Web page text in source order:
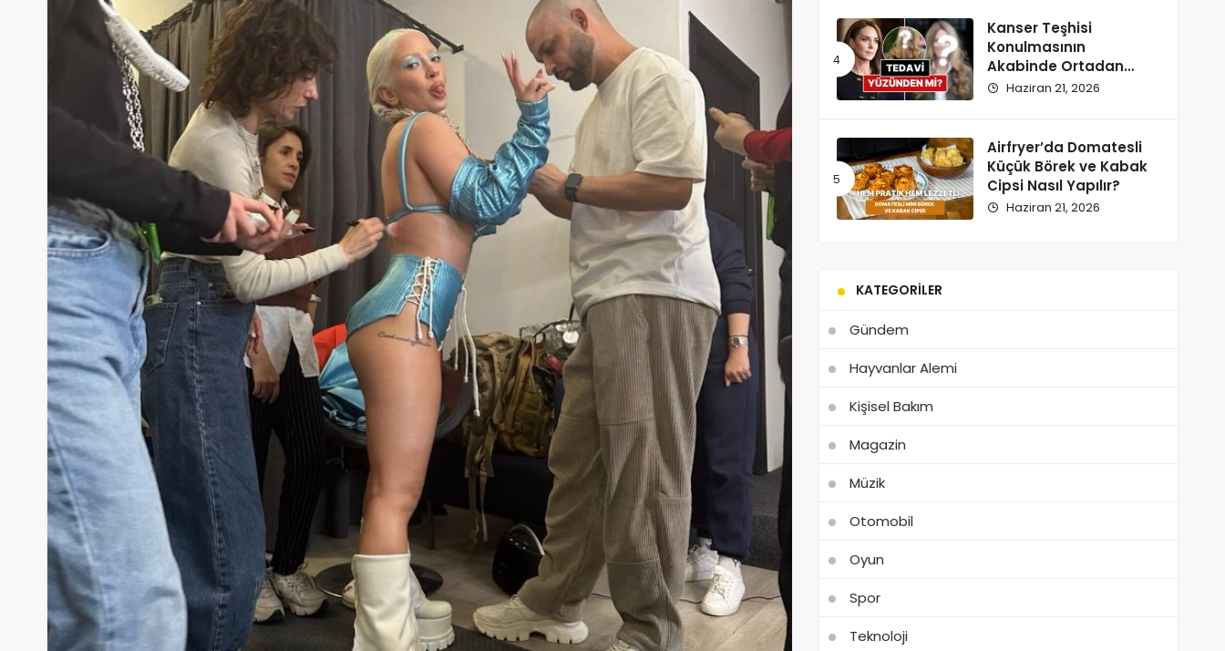
Kanser Teşhisi
Konulmasının
Akabinde Ortadan
Kaybolan Kate
Doğurdu
Haziran 21, 2026
Airfryer’da Domatesli
Küçük Börek ve Kabak
Cipsi Nasıl Yapılır?
Haziran 21, 2026
KATEGORILER
Gündem
Hayvanlar Alemi
Kişisel Bakım
Magazin
Müzik
Otomobil
Oyun
Spor
Teknoloji